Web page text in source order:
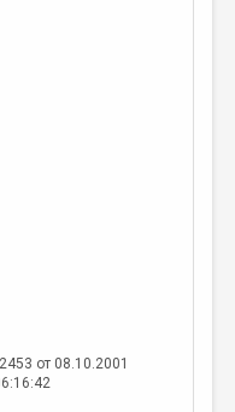
от 08.10.2001